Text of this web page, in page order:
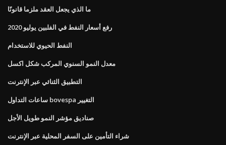
ما الذي يجعل العقد ملزما قانونًا
رفع أسعار النفط في الفلبين يوليو 2020
النفط الحيوي للاستخدام
معدل النمو السنوي المركب شكل اكسل
التطبيق الثنائي عبر الإنترنت
ساعات التداول bovespa التغيير
صناديق مؤشر النمو طويل الأجل
شراء التأمين على السفر المحلية عبر الإنترنت